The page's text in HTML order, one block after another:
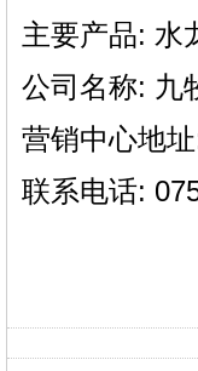
主要产品: 水
公司名称: 九
营销中心地
联系电话: